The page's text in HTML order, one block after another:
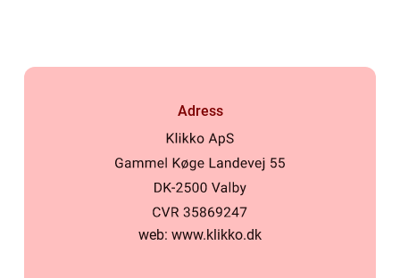
Adress
web: www.klikko.dk